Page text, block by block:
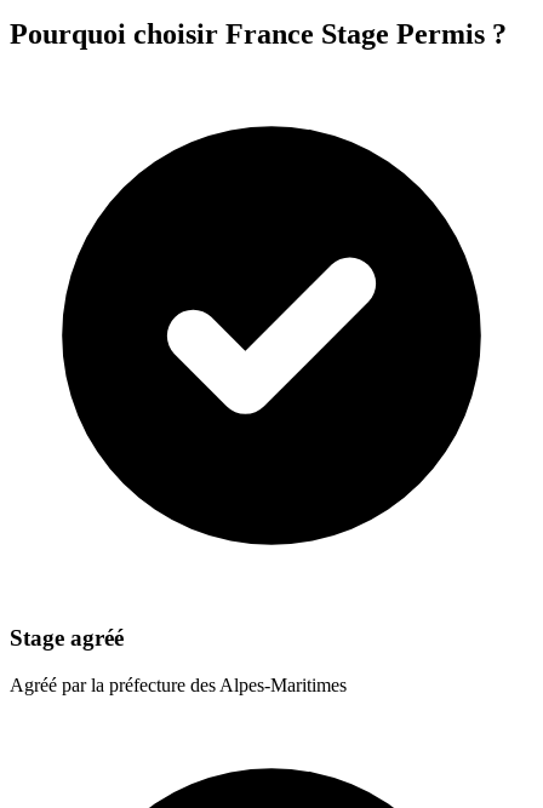
Pourquoi choisir France Stage Permis ?
Stage agréé
Agréé par la préfecture des Alpes-Maritimes